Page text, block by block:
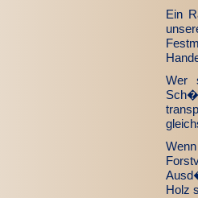
Ein
Wer
Holz